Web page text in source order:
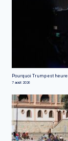
Pourquoi Trump est
7 août 2026